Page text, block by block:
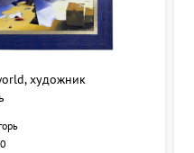
художник